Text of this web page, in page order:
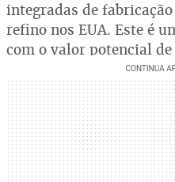
integradas de
refino nos EUA. Este é
com o valor potencial